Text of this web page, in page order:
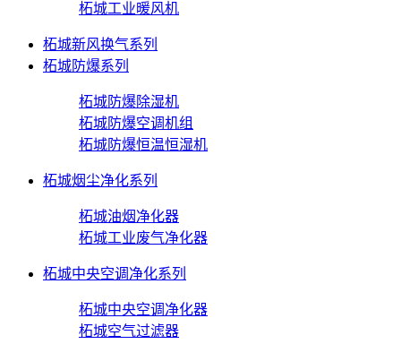
柘城工业暖风机
柘城新风换气系列
柘城防爆系列
柘城防爆除湿机
柘城防爆空调机组
柘城防爆恒温恒湿机
柘城烟尘净化系列
柘城油烟净化器
柘城工业废气净化器
柘城中央空调净化系列
柘城中央空调净化器
柘城空气过滤器